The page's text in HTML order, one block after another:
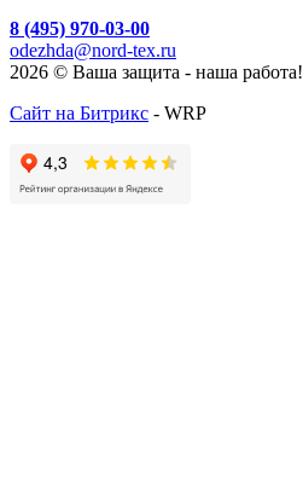
8 (495) 970-03-00
odezhda@nord-tex.ru
2026 © Ваша защита - наша работа!
Сайт на Битрикс - WRP